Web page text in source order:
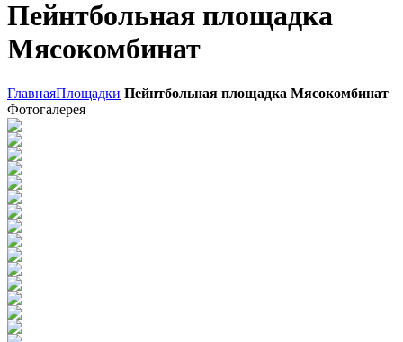
Пейнтбольная площадка
Мясокомбинат
ГлавнаяПлощадки Пейнтбольная площадка Мясокомбинат
Фотогалерея